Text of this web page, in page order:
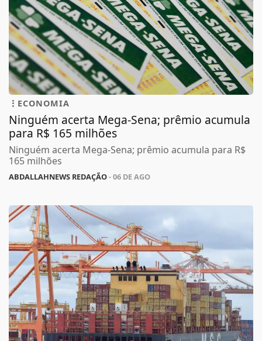
ECONOMIA
Ninguém acerta Mega-Sena; prêmio acumula
para R$ 165 milhões
Ninguém acerta Mega-Sena; prêmio acumula para R$
165 milhões
ABDALLAHNEWS REDAÇÃO- 06 DE AGO